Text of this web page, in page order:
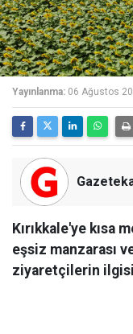
Yayınlanma: 06 Ağustos
Kırıkkale'ye kısa
eşsiz manzarası
ziyaretçilerin